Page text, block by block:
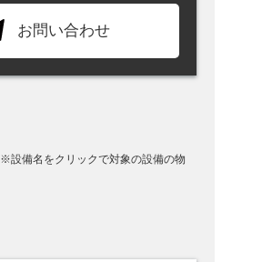
お問い合わせ
※設備名をクリックで対象の設備の物